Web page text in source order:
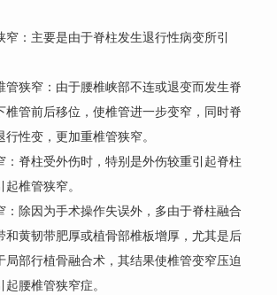
：主要是由于脊柱发生退行性病变所引
狭窄：由于腰椎峡部不连或退变而发生脊
椎管前后移位，使椎管进一步变窄，同时脊
性变，更加重椎管狭窄。
脊柱受外伤时，特别是外伤较重引起脊柱
椎管狭窄。
除因为手术操作失误外，多由于脊柱融合
和黄韧带肥厚或植骨部椎板增厚，尤其是后
局部行植骨融合术，其结果使椎管变窄压迫
腰椎管狭窄症。